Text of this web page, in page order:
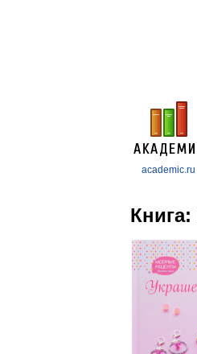
academic.ru
Книга: